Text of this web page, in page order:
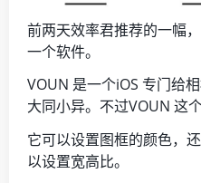
前两天效率君推荐的一幅
一个软件。
VOUN 是一个iOS 专门给
大同小异。不过VOUN 这
它可以设置图框的颜色，
以设置宽高比。